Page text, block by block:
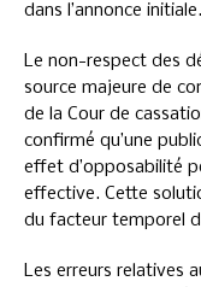
dans l’annonce initiale.
Le non-respect des
source majeure de
de la Cour de
confirmé qu’une
effet d’opposabilité
effective. Cette
du facteur temporel
Les erreurs relatives